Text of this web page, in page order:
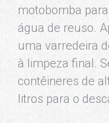
motobomba
água de reuso.
uma varredeira
à limpeza final.
contêineres de
litros para o